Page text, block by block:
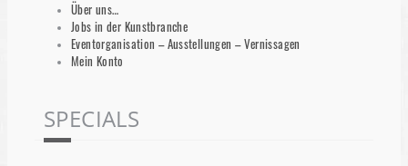
Über uns…
Jobs in der Kunstbranche
Eventorganisation – Ausstellungen – Vernissagen
Mein Konto
SPECIALS